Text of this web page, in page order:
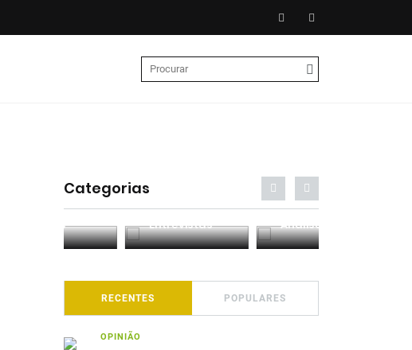
Categorias
Entrevistas Análises
RECENTES POPULARES
OPINIÃO